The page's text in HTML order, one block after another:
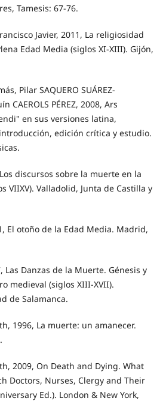
Tamesis: 67-76.
Javier, 2011, La religiosidad
Edad Media (siglos XI-XIII). Gijón,
Pilar SAQUERO SUÁREZ-
CAEROLS PÉREZ, 2008, Ars
en sus versiones latina,
edición crítica y estudio.
discursos sobre la muerte en la
VIIXV). Valladolid, Junta de Castilla y
El otoño de la Edad Media. Madrid,
Las Danzas de la Muerte. Génesis y
medieval (siglos XIII-XVII).
de Salamanca.
1996, La muerte: un amanecer.
2009, On Death and Dying. What
Doctors, Nurses, Clergy and Their
Ed.). London & New York,